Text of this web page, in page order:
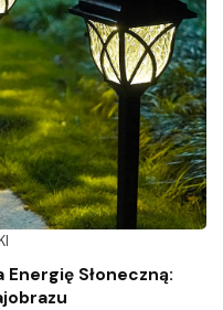
Słoneczną: